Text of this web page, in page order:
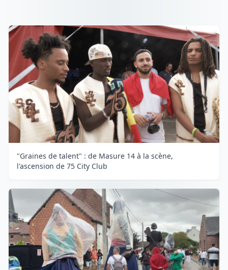
"Graines de talent" : de Masure 14 à la scène,
l'ascension de 75 City Club